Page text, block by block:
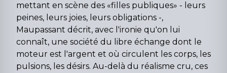
mettant en scène des «filles publiques» - leurs
peines, leurs joies, leurs obligations -,
Maupassant décrit, avec l'ironie qu'on lui
connaît, une société du libre échange dont le
moteur est l'argent et où circulent les corps, les
pulsions, les désirs. Au-delà du réalisme cru, ces